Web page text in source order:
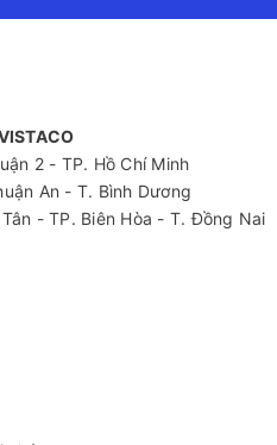
2 - TP. Hồ Chí Minh
An - T. Bình Dương
- TP. Biên Hòa - T. Đồng Nai